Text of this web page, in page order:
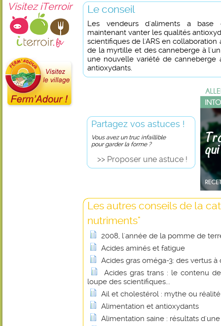
Visitez iTerroir Le conseil
Les vendeurs d'aliments a base
maintenant vanter les qualités
scientifiques de l'ARS en
de la myrtille et des canneberge à
une nouvelle variété de
antioxydants.
Partagez vos astuces !
Vous avez un truc infaillible
pour garder la forme ?
>> Proposer une astuce !
Les autres conseils de la
nutriments"
2008, l'année de la pomme de
Acides aminés et fatigue
Acides gras oméga-3: des vertus à
Acides gras trans : le contenu
loupe des scientifiques...
Ail et cholestérol : mythe ou réalité
Alimentation et antioxydants
Alimentation saine : résultats